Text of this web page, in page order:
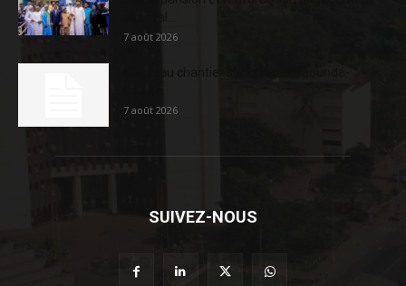
7 août 2026
7 août 2026
SUIVEZ-NOUS